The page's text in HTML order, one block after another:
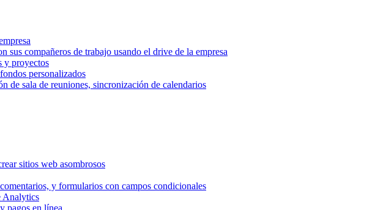
sus compañeros de trabajo usando el drive de la empresa
y proyectos
personalizados
de sala de reuniones, sincronización de calendarios
sitios web asombrosos
y formularios con campos condicionales
Analytics
pagos en línea